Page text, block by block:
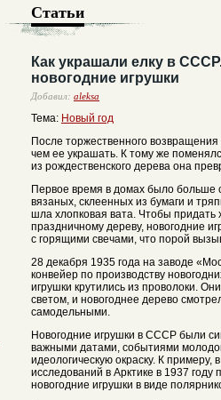
Статьи
Как украшали елку в
новогодние игрушки
Добавил: aleksa
Тема: Новый год
После торжественного
чем ее украшать. К тому же
из рождественского дерева она
Первое время в домах было больше
вязаных, склеенных из бумаги и
шла хлопковая вата. Чтобы придать
праздничному дереву, новогодние
с горящими свечами, что порой
28 декабря 1935 года на заводе
конвейер по производству
игрушки крутились из проволоки.
светом, и новогоднее дерево
самодельными.
Новогодние игрушки в СССР были
важными датами, событиями
идеологическую окраску. К
исследований в Арктике в 1937 году
новогодние игрушки в виде